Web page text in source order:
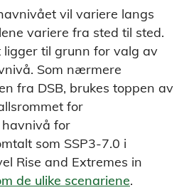
vil variere langs
variere fra sted til sted.
til grunn for valg av
Som nærmere
fra DSB, brukes toppen av
for
for
som SSP3-7.0 i
Rise and Extremes in
de ulike scenariene.